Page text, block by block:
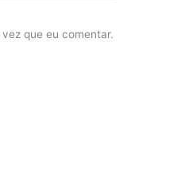
que eu comentar.